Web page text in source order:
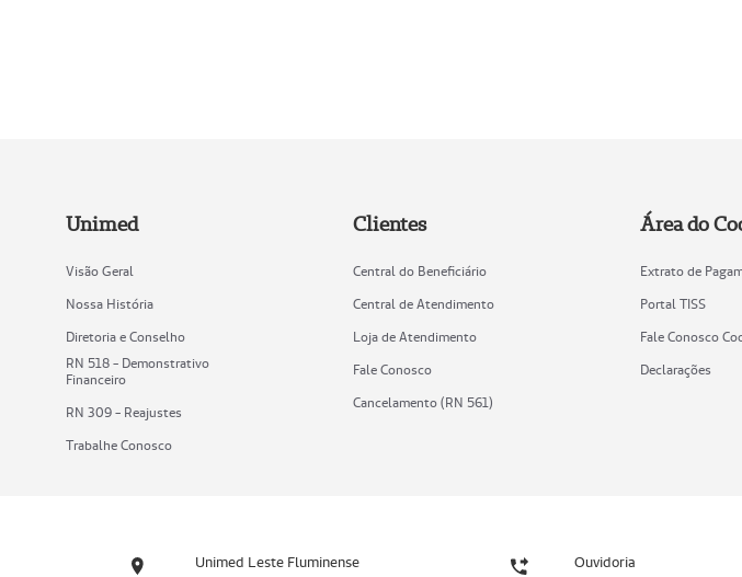
Unimed
Visão Geral
Nossa História
Diretoria e Conselho
RN 518 - Demonstrativo
Financeiro
RN 309 - Reajustes
Trabalhe Conosco
Clientes
Central do Beneficiário
Central de Atendimento
Loja de Atendimento
Fale Conosco
Cancelamento (RN 561)
Área do
Extrato de
Portal TISS
Fale Conosco
Declarações
Unimed Leste Fluminense Ouvidoria